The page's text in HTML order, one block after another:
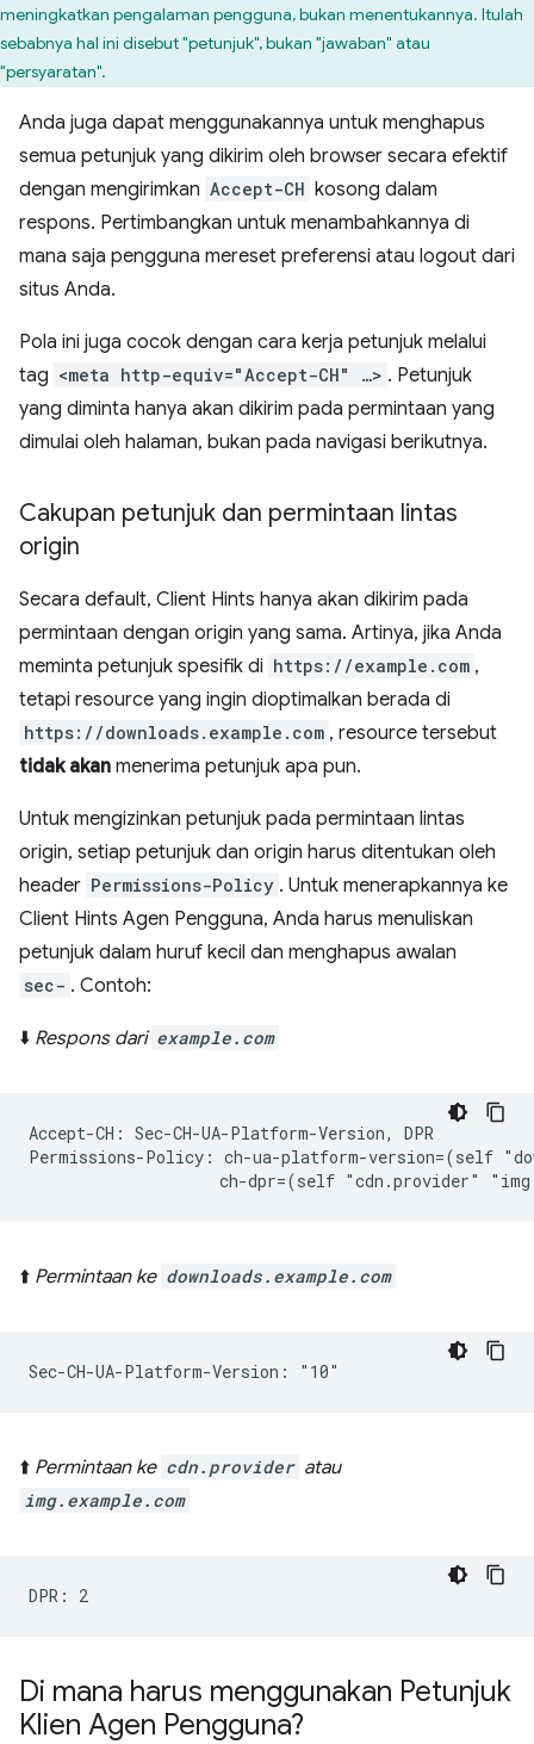
meningkatkan pengalaman pengguna, bukan menentukannya. Itulah
sebabnya hal ini disebut "petunjuk", bukan "jawaban" atau
"persyaratan".
Anda juga dapat menggunakannya untuk menghapus
semua petunjuk yang dikirim oleh browser secara efektif
dengan mengirimkan Accept-CH kosong dalam
respons. Pertimbangkan untuk menambahkannya di
mana saja pengguna mereset preferensi atau logout dari
situs Anda.
Pola ini juga cocok dengan cara kerja petunjuk melalui
tag <meta http-equiv="Accept-CH" …> . Petunjuk
yang diminta hanya akan dikirim pada permintaan yang
dimulai oleh halaman, bukan pada navigasi berikutnya.
Cakupan petunjuk dan permintaan lintas
origin
Secara default, Client Hints hanya akan dikirim pada
permintaan dengan origin yang sama. Artinya, jika Anda
meminta petunjuk spesifik di https://example.com ,
tetapi resource yang ingin dioptimalkan berada di
https://downloads.example.com , resource tersebut
tidak akan menerima petunjuk apa pun.
Untuk mengizinkan petunjuk pada permintaan lintas
origin, setiap petunjuk dan origin harus ditentukan oleh
header Permissions-Policy . Untuk menerapkannya ke
Client Hints Agen Pengguna, Anda harus menuliskan
petunjuk dalam huruf kecil dan menghapus awalan
sec- . Contoh:
⬇️ Respons dari example.com
Accept-CH: Sec-CH-UA-Platform-Version, DPR
Permissions-Policy: ch-ua-platform-version=(self
⬆️ Permintaan ke downloads.example.com
⬆️ Permintaan ke cdn.provider atau
img.example.com
Di mana harus menggunakan Petunjuk
Klien Agen Pengguna?